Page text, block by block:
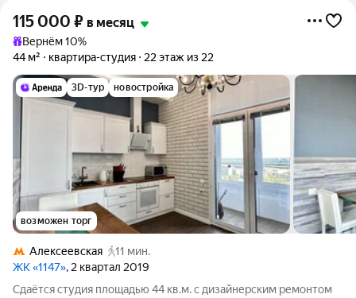
115 000 ₽ в месяц
Вернём 10%
44 м²
квартира-студия 22 этаж из 22
3D-тур новостройка
возможен торг
Алексеевская
11 мин.
ЖК «1147», 2 квартал 2019
Сдаётся студия площадью 44 кв.м. с дизайнерским ремонтом